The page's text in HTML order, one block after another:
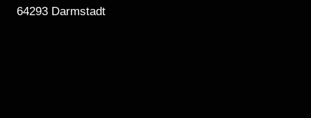
64293 Darmstadt